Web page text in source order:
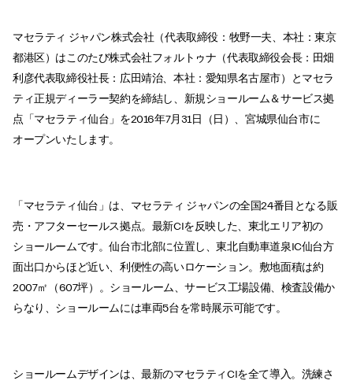
マセラティ ジャパン株式会社（代表取締役：牧野一夫、本社：東京
都港区）はこのたび株式会社フォルトゥナ（代表取締役会長：田畑
利彦代表取締役社長：広田靖治、本社：愛知県名古屋市）とマセラ
ティ正規ディーラー契約を締結し、新規ショールーム＆サービス拠
点「マセラティ仙台」を2016年7月31日（日）、宮城県仙台市に
オープンいたします。
「マセラティ仙台」は、マセラティ ジャパンの全国24番目となる販
売・アフターセールス拠点。最新CIを反映した、東北エリア初の
ショールームです。仙台市北部に位置し、東北自動車道泉IC仙台方
面出口からほど近い、利便性の高いロケーション。敷地面積は約
2007㎡（607坪）。ショールーム、サービス工場設備、検査設備か
らなり、ショールームには車両5台を常時展示可能です。
ショールームデザインは、最新のマセラティCIを全て導入。洗練さ